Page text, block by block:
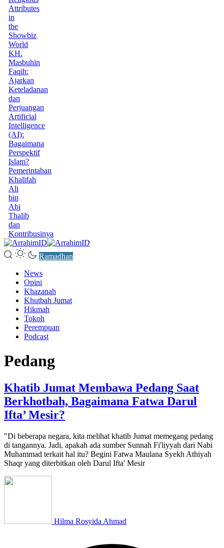
Attributes
in
the
Showbiz
World
KH.
Masbuhin
Faqih:
Ajarkan
Keteladanan
dan
Perjuangan
Artificial
Intelligence
(AI):
Bagaimana
Perspektif
Islam?
Pemerintahan
Khalifah
Ali
bin
Abi
Thalib
dan
Kontribusinya
Ramadhan
News
Opini
Khazanah
Khutbah Jumat
Hikmah
Tokoh
Perempuan
Podcast
Pedang
Khatib Jumat Membawa Pedang Saat
Berkhotbah, Bagaimana Fatwa Darul
Ifta’ Mesir?
"Di beberapa negara, kita melihat khatib Jumat memegang pedang
di tangannya. Jadi, apakah ada sumber Sunnah Fi'liyyah dari Nabi
Muhammad terkait hal itu? Begini Fatwa Maulana Syekh Athiyah
Shaqr yang diterbitkan oleh Darul Ifta' Mesir
Hilma Rosyida Ahmad